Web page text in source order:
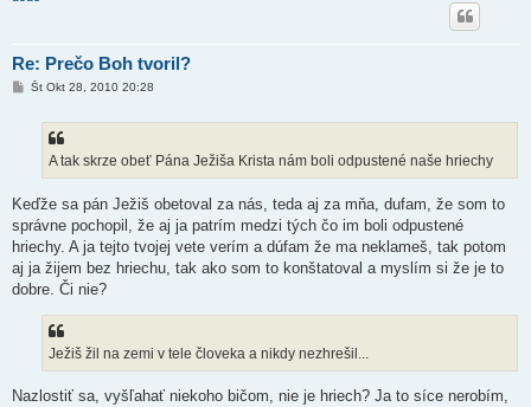
Re: Prečo Boh tvoril?
P
k
Št Okt 28, 2010 20:28
A tak skrze obeť Pána Ježiša Krista nám boli odpustené naše hriechy
Keďže sa pán Ježiš obetoval za nás, teda aj za mňa, dufam, že som to
správne pochopil, že aj ja patrím medzi tých čo im boli odpustené
hriechy. A ja tejto tvojej vete verím a dúfam že ma neklameš, tak potom
aj ja žijem bez hriechu, tak ako som to konštatoval a myslím si že je to
dobre. Či nie?
Ježiš žil na zemi v tele človeka a nikdy nezhrešil...
Nazlostiť sa, vyšľahať niekoho bičom, nie je hriech? Ja to síce nerobím,